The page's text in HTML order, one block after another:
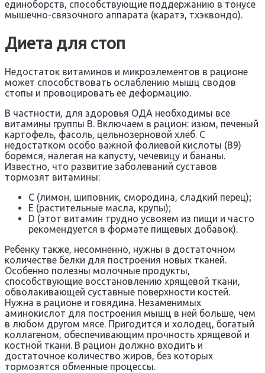
единоборств, способствующие поддержанию в тонусе
мышечно-связочного аппарата (каратэ, тхэквондо).
Диета для стоп
Недостаток витаминов и микроэлементов в рационе
может способствовать ослаблению мышц сводов
стопы и провоцировать ее деформацию.
В частности, для здоровья ОДА необходимы все
витамины группы В. Включаем в рацион: изюм, печеный
картофель, фасоль, цельнозерновой хлеб. С
недостатком особо важной фолиевой кислоты (B9)
боремся, налегая на капусту, чечевицу и бананы.
Известно, что развитие заболеваний суставов
тормозят витамины:
С (лимон, шиповник, смородина, сладкий перец);
Е (растительные масла, крупы);
D (этот витамин трудно усвояем из пищи и часто
рекомендуется в формате пищевых добавок).
Ребенку также, несомненно, нужны в достаточном
количестве белки для построения новых тканей.
Особенно полезны молочные продукты,
способствующие восстановлению хрящевой ткани,
обволакивающей суставные поверхности костей.
Нужна в рационе и говядина. Незаменимых
аминокислот для построения мышц в ней больше, чем
в любом другом мясе. Пригодится и холодец, богатый
коллагеном, обеспечивающим прочность хрящевой и
костной ткани. В рацион должно входить и
достаточное количество жиров, без которых
тормозятся обменные процессы.